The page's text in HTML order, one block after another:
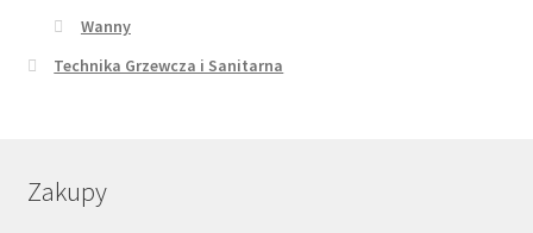
Wanny
Technika Grzewcza i Sanitarna
Zakupy